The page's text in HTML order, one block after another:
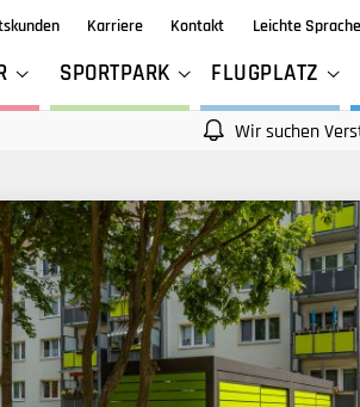
Karriere Kontakt Leichte Sprache
SPORTPARK FLUGPLATZ
Wir suchen Verstärkung